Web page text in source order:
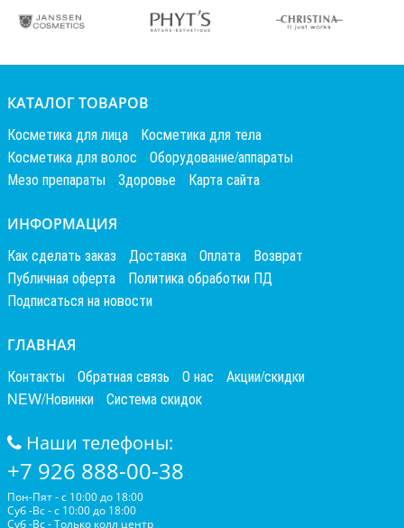
КАТАЛОГ ТОВАРОВ
Косметика для лица
Косметика для тела
Косметика для волос
Оборудование/аппараты
Мезо препараты
Здоровье Карта сайта
ИНФОРМАЦИЯ
Как сделать заказ Доставка Оплата
Возврат
Публичная оферта
Политика обработки ПД
Подписаться на новости
ГЛАВНАЯ
Контакты Обратная связь О нас
Акции/скидки
NEW/Новинки
Система скидок
Наши телефоны:
+7 926 888-00-38
Пон-Пят - с 10:00 до 18:00
Суб -Вс - с 10:00 до 18:00
Суб -Вс - Только колл центр